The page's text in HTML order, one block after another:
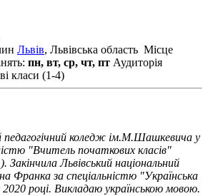
Львів, Львiвська область Місце
пн, вт, ср, чт, пт Аудиторія
класи (1-4)
педагогічний коледж ім.М.Шашкевича у
"Вчитель початкових класів"
Закінчила Львівський національний
Франка за спеціальністю "Українська
2020 році. Викладаю українською мовою.